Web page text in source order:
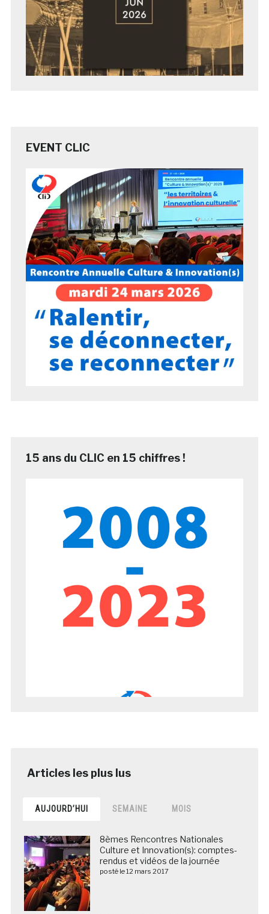
EVENT CLIC
15 ans du CLIC en 15 chiffres !
AUJOURD’HUI SEMAINE MOIS
8èmes Rencontres Nationales
Culture et Innovation(s): comptes-
rendus et vidéos de la journée
posté le 12 mars 2017